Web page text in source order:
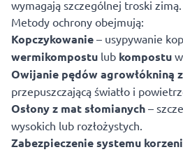
wymagają szczególnej troski zimą.
Metody ochrony obejmują:
Kopczykowanie – usypywanie
wermikompostu lub kompostu
Owijanie pędów agrowłókniną
przepuszczającą światło i
Osłony z mat słomianych –
wysokich lub rozłożystych.
Zabezpieczenie systemu